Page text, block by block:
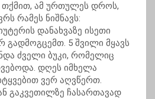
თქმით, ამ ურთულეს დროს,
რამეს ნიშნავს:
დანახვაზე ისეთი
გადმოგცემთ. 5 შვილი მყავს
ძველი ბუკი, რომელიც
დღეს იმხელა
ვერ აღვწერთ.
გაკვეთილზე ჩასართავად